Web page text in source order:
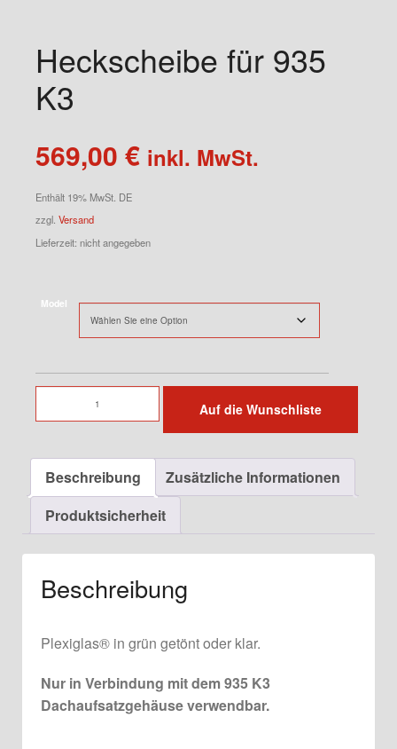
Heckscheibe für 935
K3
569,00 € inkl. MwSt.
Enthält 19% MwSt. DE
zzgl. Versand
Lieferzeit: nicht angegeben
Model
für
K3
Menge
Auf die Wunschliste
Beschreibung
Zusätzliche Informationen
Produktsicherheit
Beschreibung
Plexiglas® in grün getönt oder klar.
Nur in Verbindung mit dem 935 K3
Dachaufsatzgehäuse verwendbar.